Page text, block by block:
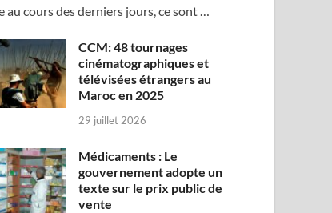
au cours des derniers jours, ce sont …
CCM: 48 tournages
cinématographiques et
télévisées étrangers au
Maroc en 2025
29 juillet 2026
Médicaments : Le
gouvernement adopte un
texte sur le prix public de
vente